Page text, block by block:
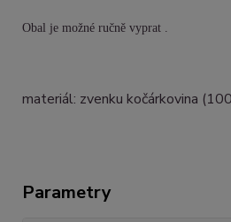
Obal je možné ručně vyprat .
materiál: zvenku kočárkovina
Parametry